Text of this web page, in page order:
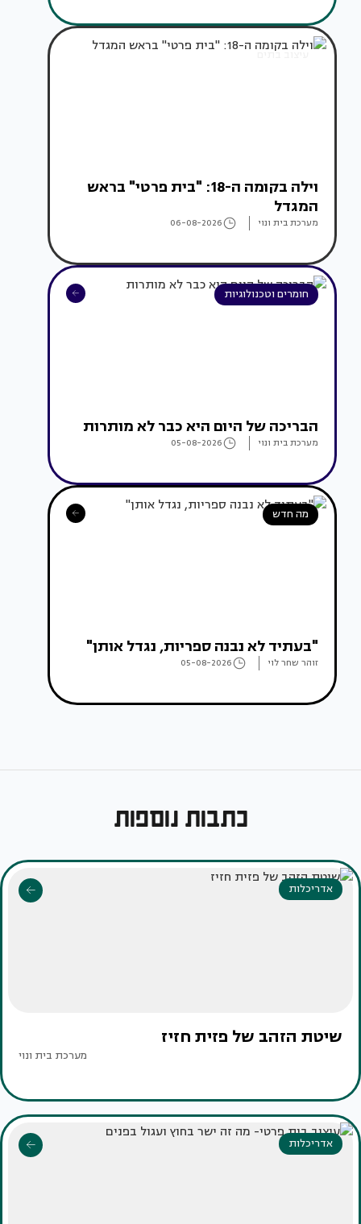
עיצוב בתים
וילה בקומה ה-18: "בית פרטי" בראש
המגדל
מערכת בית ונוי 06-08-2026
חומרים וטכנולוגיות
הבריכה של היום היא כבר לא מותרות
מערכת בית ונוי 05-08-2026
מה חדש
"בעתיד לא נבנה ספריות, נגדל אותן"
זוהר שחר לוי 05-08-2026
כתבות נוספות
אדריכלות
שיטת הזהב של פזית חזיז
מערכת בית ונוי
אדריכלות